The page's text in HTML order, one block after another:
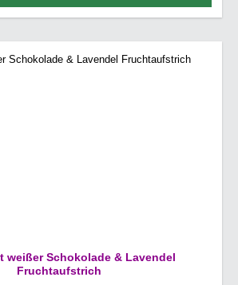
weißer Schokolade & Lavendel
Fruchtaufstrich